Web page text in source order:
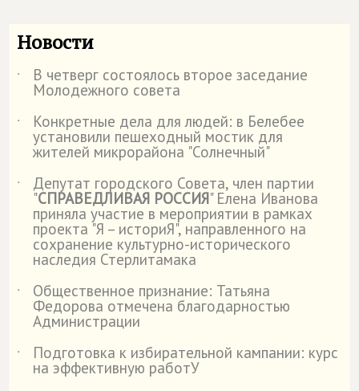
Новости
˙ В четверг состоялось второе заседание
Молодежного совета
˙
Конкретные дела для людей: в Белебее
установили пешеходный мостик для
жителей микрорайона "Солнечный"
˙
Депутат городского Совета, член партии
"СПРАВЕДЛИВАЯ РОССИЯ" Елена Иванова
приняла участие в мероприятии в рамках
проекта "Я – историЯ", направленного на
сохранение культурно-исторического
наследия Стерлитамака
˙
Общественное признание: Татьяна
Федорова отмечена благодарностью
Администрации
˙
Подготовка к избирательной кампании: курс
на эффективную работУ